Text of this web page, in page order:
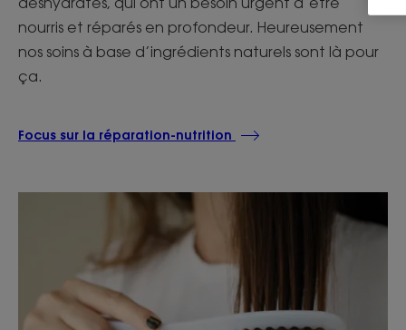
nourris et réparés en profondeur. Heureusement
nos soins à base d’ingrédients naturels sont là pour
ça.
Focus sur la réparation-nutrition